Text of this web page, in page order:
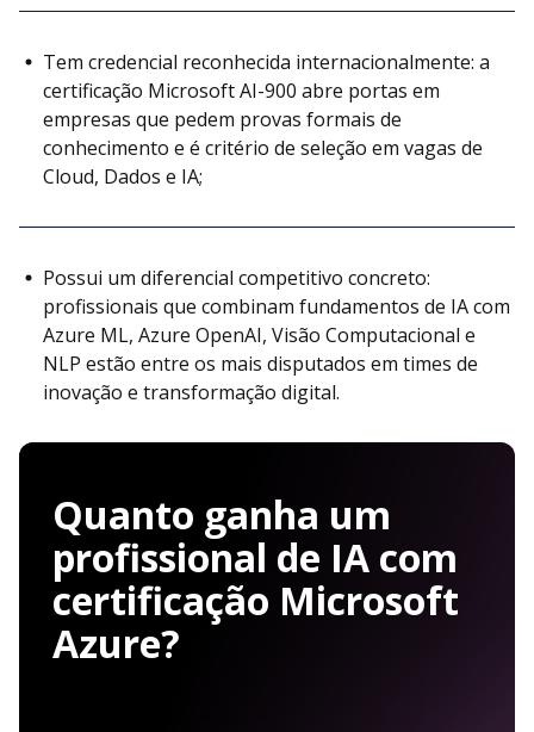
Tem credencial reconhecida internacionalmente: a
certificação Microsoft AI-900 abre portas em
empresas que pedem provas formais de
conhecimento e é critério de seleção em vagas de
Cloud, Dados e IA;
Possui um diferencial competitivo concreto:
profissionais que combinam fundamentos de IA com
Azure ML, Azure OpenAI, Visão Computacional e
NLP estão entre os mais disputados em times de
inovação e transformação digital.
Quanto ganha um
profissional de IA com
certificação Microsoft
Azure?